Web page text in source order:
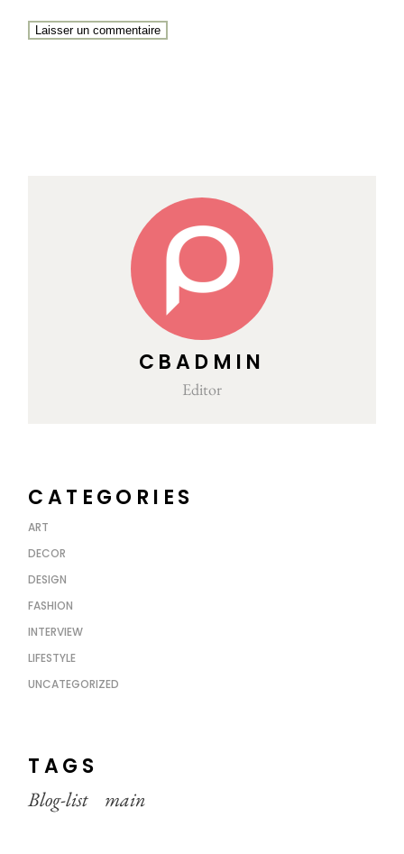
Laisser un commentaire
CBADMIN
Editor
CATEGORIES
ART
DECOR
DESIGN
FASHION
INTERVIEW
LIFESTYLE
UNCATEGORIZED
TAGS
Blog-list main